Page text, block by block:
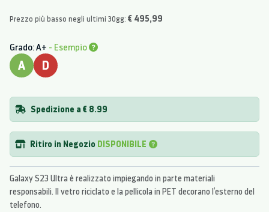
Prezzo più basso negli ultimi 30gg: € 495,99
Grado: A+ - Esempio
A D
Spedizione a € 8.99
Ritiro in Negozio DISPONIBILE
Galaxy S23 Ultra è realizzato impiegando in parte materiali
responsabili. Il vetro riciclato e la pellicola in PET decorano l’esterno del
telefono.